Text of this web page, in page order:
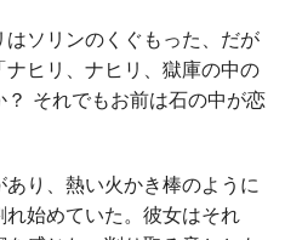
ソリンのくぐもった、だが
ヒリ、ナヒリ、獄庫の中の
それでもお前は石の中が恋
り、熱い火かき棒のように
始めていた。彼女はそれ